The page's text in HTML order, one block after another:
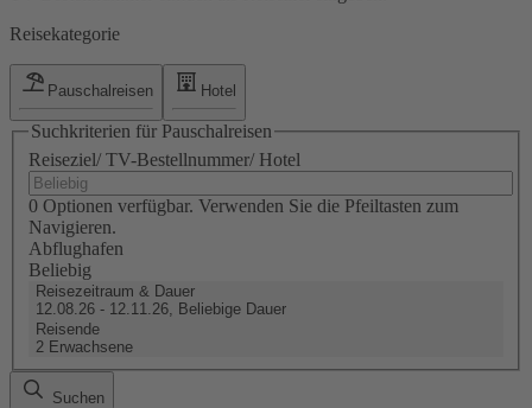
Reisekategorie
Pauschalreisen Hotel
Suchkriterien für Pauschalreisen
Reiseziel/ TV-Bestellnummer/ Hotel
0 Optionen verfügbar. Verwenden Sie die Pfeiltasten zum
Navigieren.
Abflughafen
Beliebig
Reisezeitraum & Dauer
12.08.26 - 12.11.26, Beliebige Dauer
Reisende
2 Erwachsene
Suchen